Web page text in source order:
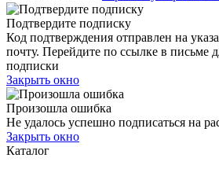
Подтвердите подписку
Код подтверждения отправлен на
почту. Перейдите по ссылке в письме
подписки
Закрыть окно
Произошла ошибка
Не удалось успешно подписаться на
Закрыть окно
Каталог